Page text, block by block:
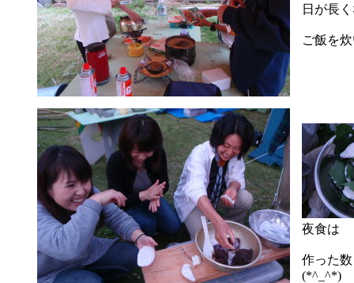
日が長
ご飯を
夜食は
作った
(*^_^*)